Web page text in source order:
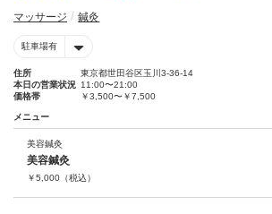
マッサージ 鍼灸
駐車場有
住所
東京都世田谷区玉川3-36-14
本日の営業状況 11:00〜21:00
価格帯
￥3,500〜￥7,500
メニュー
美容鍼灸
美容鍼灸
￥5,000 （税込）